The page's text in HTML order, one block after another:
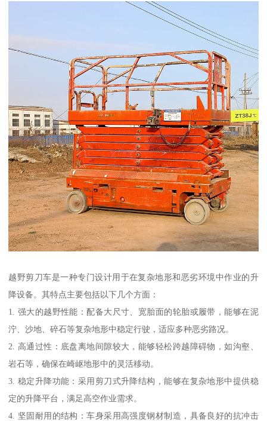
越野剪刀车是一种专门设计用于在复杂地形和恶劣环境中作业的升
降设备。其特点主要包括以下几个方面：
1. 强大的越野性能：配备大尺寸、宽胎面的轮胎或履带，能够在泥
泞、沙地、碎石等复杂地形中稳定行驶，适应多种恶劣路况。
2. 高通过性：底盘离地间隙较大，能够轻松跨越障碍物，如沟壑、
岩石等，确保在崎岖地形中的灵活移动。
3. 稳定升降功能：采用剪刀式升降结构，能够在复杂地形中提供稳
定的升降平台，满足高空作业需求。
4. 坚固耐用的结构：车身采用高强度钢材制造，具备良好的抗冲击